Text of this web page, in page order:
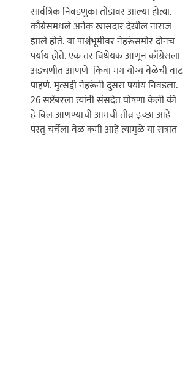
सार्वत्रिक निवडणुका तोंडावर आल्या होत्या.
काँग्रेसमधले अनेक खासदार देखील नाराज
झाले होते. या पार्श्वभूमीवर नेहरूंसमोर दोनच
पर्याय होते. एक तर विधेयक आणून काँग्रेसला
अडचणीत आणणे  किंवा मग योग्य वेळेची वाट
पाहणे. मुत्सद्दी नेहरूंनी दुसरा पर्याय निवडला.
26 सप्टेंबरला त्यांनी संसदेत घोषणा केली की
हे बिल आणण्याची आमची तीव्र इच्छा आहे
परंतु चर्चेला वेळ कमी आहे त्यामुळे या सत्रात